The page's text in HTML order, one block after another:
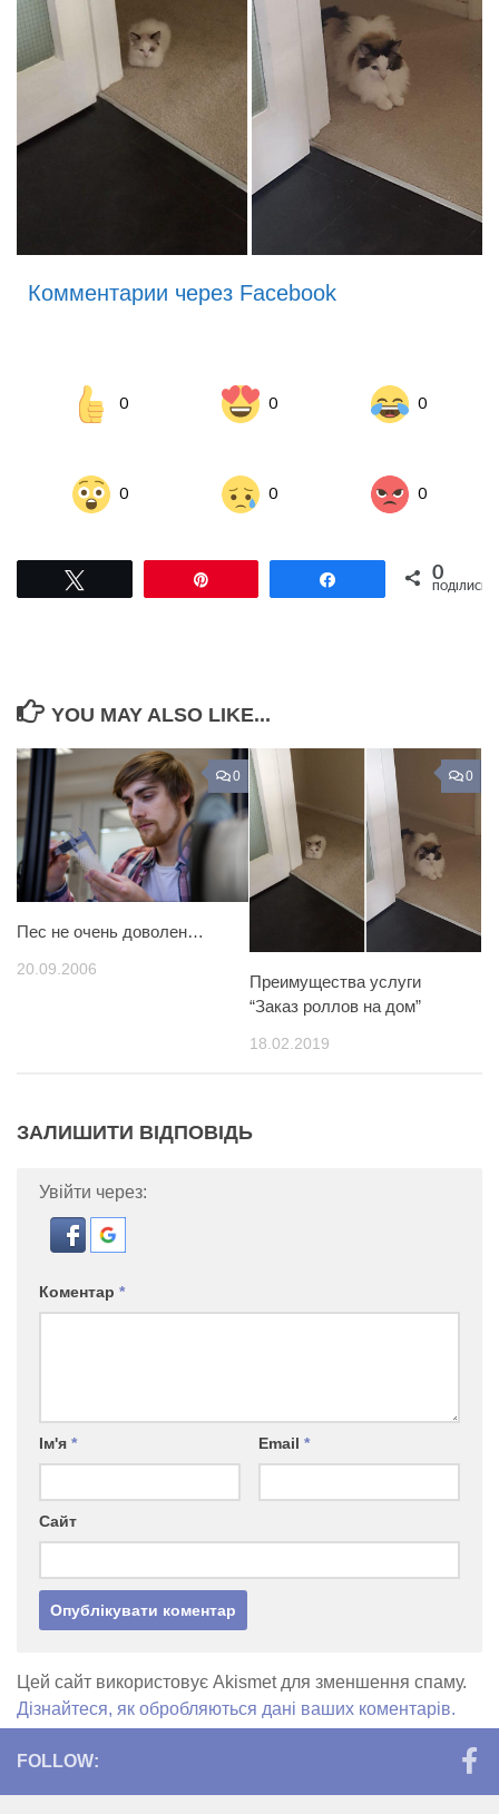
Комментарии через Facebook
0 0 0
0 0 0
Поділитися0
ПОДІЛИСЬ
YOU MAY ALSO LIKE...
0
Пес не очень доволен…
20.09.2006
0
Преимущества услуги
“Заказ роллов на дом”
18.02.2019
ЗАЛИШИТИ ВІДПОВІДЬ
Увійти через:
Коментар *
Ім'я * Email *
Сайт
Цей сайт використовує Akismet для зменшення спаму.
Дізнайтеся, як обробляються дані ваших коментарів.
FOLLOW: